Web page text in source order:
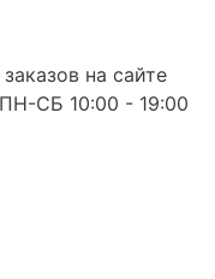
на сайте
СБ 10:00 - 19:00